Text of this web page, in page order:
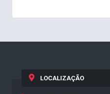
LOCALIZAÇÃO